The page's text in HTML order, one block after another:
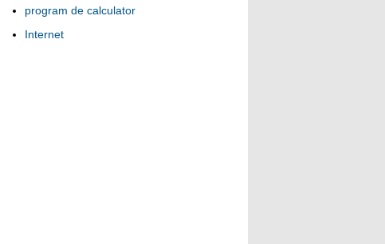
program de calculator
Internet